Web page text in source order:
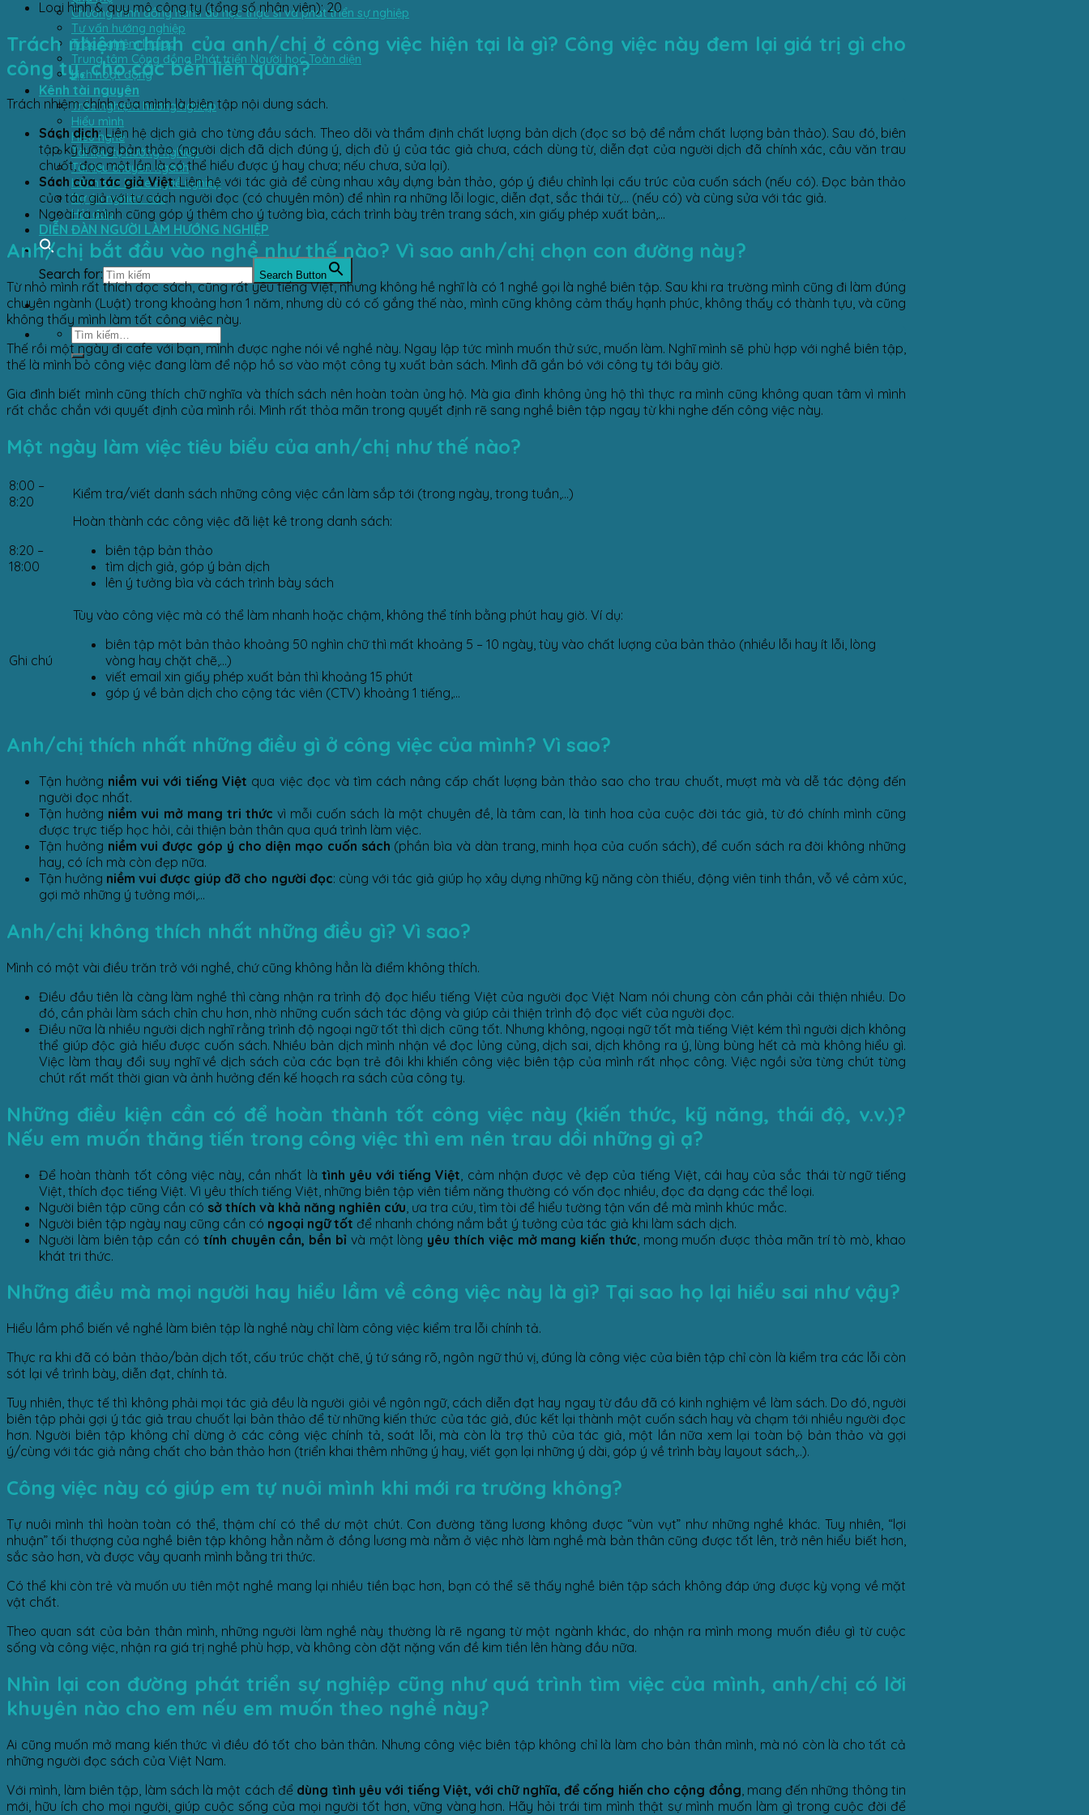
Chương trình đồng hành du học thạc sĩ và phát triển sự nghiệp
Tư vấn hướng nghiệp
Trắc nghiệm Indigo
Trung tâm Cộng đồng Phát triển Người học Toàn diện
Lịch hoạt động
Kênh tài nguyên
Trắc nghiệm hướng nghiệp
Hiểu mình
Hiểu nghề
Tài liệu tự hướng nghiệp
Tài liệu chuyên ngành
Kênh sức khỏe nghề nghiệp
Dự án nghiên cứu
Hỏi đáp
DIỄN ĐÀN NGƯỜI LÀM HƯỚNG NGHIỆP
Search for: Search Button
Loại hình & quy mô công ty (tổng số nhân viên): 20
Trách nhiệm chính của anh/chị ở công việc hiện tại là gì? Công việc này đem lại giá trị gì cho
công ty, cho các bên liên quan?
Trách nhiệm chính của mình là biên tập nội dung sách.
Sách dịch: Liên hệ dịch giả cho từng đầu sách. Theo dõi và thẩm định chất lượng bản dịch (đọc sơ bộ để nắm chất lượng bản thảo). Sau đó, biên
tập kỹ lưỡng bản thảo (người dịch đã dịch đúng ý, dịch đủ ý của tác giả chưa, cách dùng từ, diễn đạt của người dịch đã chính xác, câu văn trau
chuốt, đọc một lần là có thể hiểu được ý hay chưa; nếu chưa, sửa lại).
Sách của tác giả Việt: Liên hệ với tác giả để cùng nhau xây dựng bản thảo, góp ý điều chỉnh lại cấu trúc của cuốn sách (nếu có). Đọc bản thảo
của tác giả với tư cách người đọc (có chuyên môn) để nhìn ra những lỗi logic, diễn đạt, sắc thái từ,… (nếu có) và cùng sửa với tác giả.
Ngoài ra mình cũng góp ý thêm cho ý tưởng bìa, cách trình bày trên trang sách, xin giấy phép xuất bản,…
Anh/chị bắt đầu vào nghề như thế nào? Vì sao anh/chị chọn con đường này?
Từ nhỏ mình rất thích đọc sách, cũng rất yêu tiếng Việt, nhưng không hề nghĩ là có 1 nghề gọi là nghề biên tập. Sau khi ra trường mình cũng đi làm đúng
chuyên ngành (Luật) trong khoảng hơn 1 năm, nhưng dù có cố gắng thế nào, mình cũng không cảm thấy hạnh phúc, không thấy có thành tựu, và cũng
không thấy mình làm tốt công việc này.
Thế rồi một ngày đi cafe với bạn, mình được nghe nói về nghề này. Ngay lập tức mình muốn thử sức, muốn làm. Nghĩ mình sẽ phù hợp với nghề biên tập,
thế là mình bỏ công việc đang làm để nộp hồ sơ vào một công ty xuất bản sách. Mình đã gắn bó với công ty tới bây giờ.
Gia đình biết mình cũng thích chữ nghĩa và thích sách nên hoàn toàn ủng hộ. Mà gia đình không ủng hộ thì thực ra mình cũng không quan tâm vì mình
rất chắc chắn với quyết định của mình rồi. Mình rất thỏa mãn trong quyết định rẽ sang nghề biên tập ngay từ khi nghe đến công việc này.
Một ngày làm việc tiêu biểu của anh/chị như thế nào?
8:00 –
8:20
Kiểm tra/viết danh sách những công việc cần làm sắp tới (trong ngày, trong tuần,…)
8:20 –
18:00
Hoàn thành các công việc đã liệt kê trong danh sách:
biên tập bản thảo
tìm dịch giả, góp ý bản dịch
lên ý tưởng bìa và cách trình bày sách
Ghi chú
Tùy vào công việc mà có thể làm nhanh hoặc chậm, không thể tính bằng phút hay giờ. Ví dụ:
biên tập một bản thảo khoảng 50 nghìn chữ thì mất khoảng 5 – 10 ngày, tùy vào chất lượng của bản thảo (nhiều lỗi hay ít lỗi, lòng
vòng hay chặt chẽ,…)
viết email xin giấy phép xuất bản thì khoảng 15 phút
góp ý về bản dịch cho cộng tác viên (CTV) khoảng 1 tiếng,…
Anh/chị thích nhất những điều gì ở công việc của mình? Vì sao?
Tận hưởng niềm vui với tiếng Việt qua việc đọc và tìm cách nâng cấp chất lượng bản thảo sao cho trau chuốt, mượt mà và dễ tác động đến
người đọc nhất.
Tận hưởng niềm vui mở mang tri thức vì mỗi cuốn sách là một chuyên đề, là tâm can, là tinh hoa của cuộc đời tác giả, từ đó chính mình cũng
được trực tiếp học hỏi, cải thiện bản thân qua quá trình làm việc.
Tận hưởng niềm vui được góp ý cho diện mạo cuốn sách (phần bìa và dàn trang, minh họa của cuốn sách), để cuốn sách ra đời không những
hay, có ích mà còn đẹp nữa.
Tận hưởng niềm vui được giúp đỡ cho người đọc: cùng với tác giả giúp họ xây dựng những kỹ năng còn thiếu, động viên tinh thần, vỗ về cảm xúc,
gợi mở những ý tưởng mới,…
Anh/chị không thích nhất những điều gì? Vì sao?
Mình có một vài điều trăn trở với nghề, chứ cũng không hẳn là điểm không thích.
Điều đầu tiên là càng làm nghề thì càng nhận ra trình độ đọc hiểu tiếng Việt của người đọc Việt Nam nói chung còn cần phải cải thiện nhiều. Do
đó, cần phải làm sách chỉn chu hơn, nhờ những cuốn sách tác động và giúp cải thiện trình độ đọc viết của người đọc.
Điều nữa là nhiều người dịch nghĩ rằng trình độ ngoại ngữ tốt thì dịch cũng tốt. Nhưng không, ngoại ngữ tốt mà tiếng Việt kém thì người dịch không
thể giúp độc giả hiểu được cuốn sách. Nhiều bản dịch mình nhận về đọc lủng củng, dịch sai, dịch không ra ý, lùng bùng hết cả mà không hiểu gì.
Việc làm thay đổi suy nghĩ về dịch sách của các bạn trẻ đôi khi khiến công việc biên tập của mình rất nhọc công. Việc ngồi sửa từng chút từng
chút rất mất thời gian và ảnh hưởng đến kế hoạch ra sách của công ty.
Những điều kiện cần có để hoàn thành tốt công việc này (kiến thức, kỹ năng, thái độ, v.v.)?
Nếu em muốn thăng tiến trong công việc thì em nên trau dồi những gì ạ?
Để hoàn thành tốt công việc này, cần nhất là tình yêu với tiếng Việt , cảm nhận được vẻ đẹp của tiếng Việt, cái hay của sắc thái từ ngữ tiếng
Việt, thích đọc tiếng Việt. Vì yêu thích tiếng Việt, những biên tập viên tiềm năng thường có vốn đọc nhiều, đọc đa dạng các thể loại.
Người biên tập cũng cần có sở thích và khả năng nghiên cứu , ưa tra cứu, tìm tòi để hiểu tường tận vấn đề mà mình khúc mắc.
Người biên tập ngày nay cũng cần có ngoại ngữ tốt để nhanh chóng nắm bắt ý tưởng của tác giả khi làm sách dịch.
Người làm biên tập cần có tính chuyên cần, bền bỉ và một lòng yêu thích việc mở mang kiến thức , mong muốn được thỏa mãn trí tò mò, khao
khát tri thức.
Những điều mà mọi người hay hiểu lầm về công việc này là gì? Tại sao họ lại hiểu sai như vậy?
Hiểu lầm phổ biến về nghề làm biên tập là nghề này chỉ làm công việc kiểm tra lỗi chính tả.
Thực ra khi đã có bản thảo/bản dịch tốt, cấu trúc chặt chẽ, ý tứ sáng rõ, ngôn ngữ thú vị, đúng là công việc của biên tập chỉ còn là kiểm tra các lỗi còn
sót lại về trình bày, diễn đạt, chính tả.
Tuy nhiên, thực tế thì không phải mọi tác giả đều là người giỏi về ngôn ngữ, cách diễn đạt hay ngay từ đầu đã có kinh nghiệm về làm sách. Do đó, người
biên tập phải gợi ý tác giả trau chuốt lại bản thảo để từ những kiến thức của tác giả, đúc kết lại thành một cuốn sách hay và chạm tới nhiều người đọc
hơn. Người biên tập không chỉ dừng ở các công việc chính tả, soát lỗi, mà còn là trợ thủ của tác giả, một lần nữa xem lại toàn bộ bản thảo và gợi
ý/cùng với tác giả nâng chất cho bản thảo hơn (triển khai thêm những ý hay, viết gọn lại những ý dài, góp ý về trình bày layout sách,..).
Công việc này có giúp em tự nuôi mình khi mới ra trường không?
Tự nuôi mình thì hoàn toàn có thể, thậm chí có thể dư một chút. Con đường tăng lương không được “vùn vụt” như những nghề khác. Tuy nhiên, “lợi
nhuận” tối thượng của nghề biên tập không hẳn nằm ở đồng lương mà nằm ở việc nhờ làm nghề mà bản thân cũng được tốt lên, trở nên hiểu biết hơn,
sắc sảo hơn, và được vây quanh mình bằng tri thức.
Có thể khi còn trẻ và muốn ưu tiên một nghề mang lại nhiều tiền bạc hơn, bạn có thể sẽ thấy nghề biên tập sách không đáp ứng được kỳ vọng về mặt
vật chất.
Theo quan sát của bản thân mình, những người làm nghề này thường là rẽ ngang từ một ngành khác, do nhận ra mình mong muốn điều gì từ cuộc
sống và công việc, nhận ra giá trị nghề phù hợp, và không còn đặt nặng vấn đề kim tiền lên hàng đầu nữa.
Nhìn lại con đường phát triển sự nghiệp cũng như quá trình tìm việc của mình, anh/chị có lời
khuyên nào cho em nếu em muốn theo nghề này?
Ai cũng muốn mở mang kiến thức vì điều đó tốt cho bản thân. Nhưng công việc biên tập không chỉ là làm cho bản thân mình, mà nó còn là cho tất cả
những người đọc sách của Việt Nam.
Với mình, làm biên tập, làm sách là một cách để dùng tình yêu với tiếng Việt, với chữ nghĩa, để cống hiến cho cộng đồng , mang đến những thông tin
mới, hữu ích cho mọi người, giúp cuộc sống của mọi người tốt hơn, vững vàng hơn. Hãy hỏi trái tim mình thật sự mình muốn làm gì trong cuộc đời để